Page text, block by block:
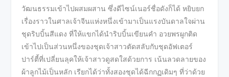
วัฒนธรรมเข้าไปผสมผสาน ซึ่งดีไซน์เนอร์ชื่อดังก็ได้ หยิบยก
เรื่องราวในศาลเจ้าจีนแห่งหนึ่งเข้ามาเป็นแรงบันดาลใจผ่าน
ชุดริบบิ้นสีแดง ที่ให้แขกได้นำริบบิ้นเขียนคำ อวยพรผูกติด
เข้าไปเป็นส่วนหนึ่งของชุดเจ้าสาวตัดสลับกับชุดอัฟเตอร์
ปาร์ตี้ที่เปลี่ยนลุคให้เจ้าสาวดูสดใสด้วยการ เน้นลวดลายของ
ผ้าลูกไม้เป็นหลัก เรียกได้ว่าทั้งสองชุดได้ฉีกกฏเดิมๆ ที่ว่าด้วย